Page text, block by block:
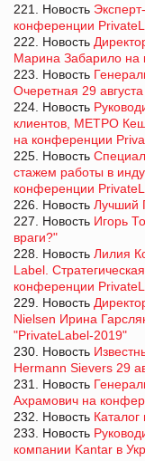
221. Новость
конференции
222. Новость
Марина Забарило на
223. Новость
Очеретная 29
224. Новость
клиентов, МЕТРО
на конференции
225. Новость
стажем работы в
конференции
226. Новость Лучший
227. Новость Игорь
враги?"
228. Новость Лилия
Label.
конференции
229. Новость
Nielsen Ирина
"PrivateLabel-2019"
230. Новость
Hermann Sievers 29
231. Новость
Ахрамович на
232. Новость
233. Новость
компании Kantar в